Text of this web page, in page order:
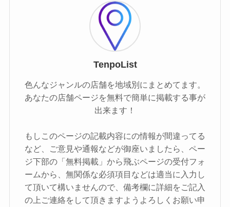
TenpoList
色んなジャンルの店舗を地域別にまとめてます。
あなたの店舗ページを無料で簡単に掲載する事が
出来ます！
もしこのページの記載内容にの情報が間違ってる
など、ご意見や通報などが御座いましたら、ペー
ジ下部の「無料掲載」から飛ぶページの受付フォ
ームから、無関係な必須項目などは適当に入力し
て頂いて構いませんので、備考欄に詳細をご記入
の上ご連絡をして頂きますようよろしくお願い申